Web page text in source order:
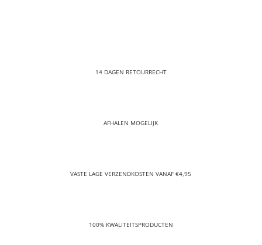
14 DAGEN RETOURRECHT
AFHALEN MOGELIJK
VASTE LAGE VERZENDKOSTEN VANAF €4,95
100% KWALITEITSPRODUCTEN